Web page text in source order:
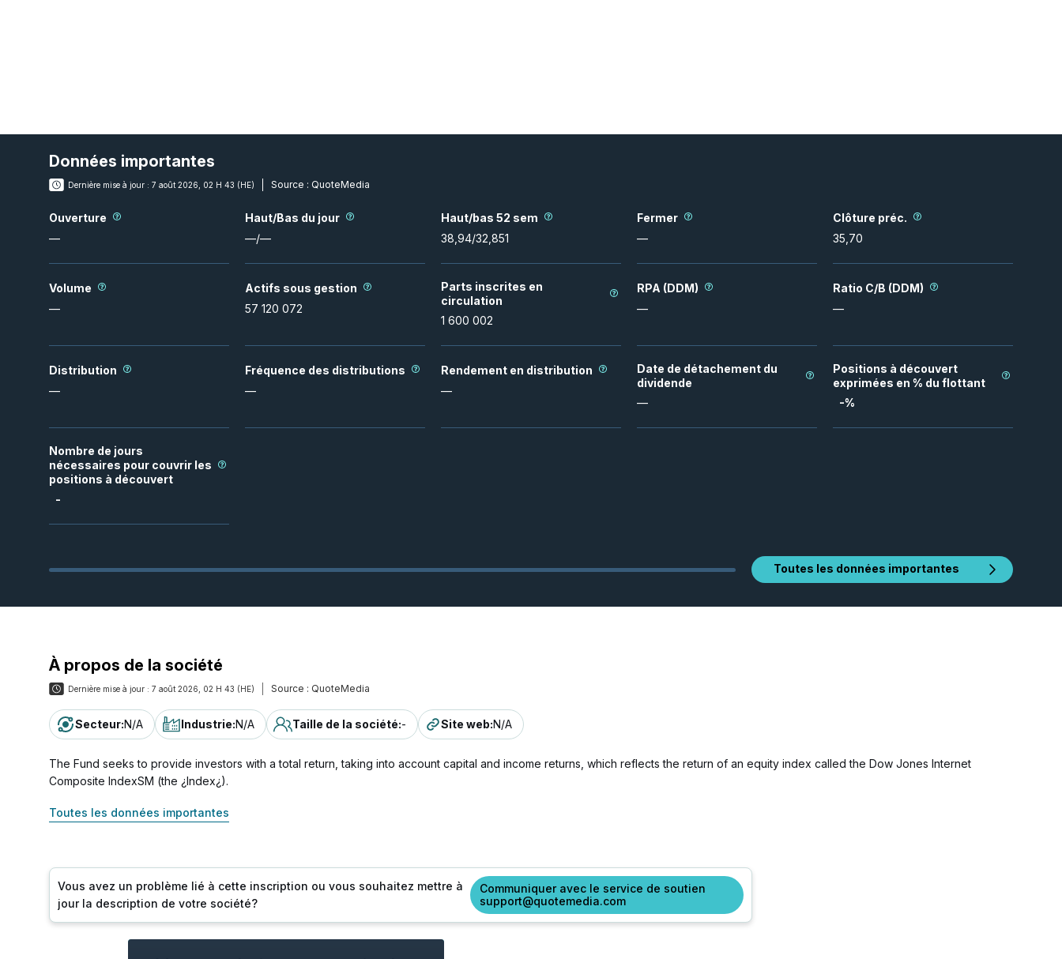
Données importantes
Dernière mise à jour : 7 août 2026, 02 H 43 (HE) Source : QuoteMedia
Ouverture
—
Haut/Bas du jour
—/—
Haut/bas 52 sem
38,94/32,851
Fermer
—
Clôture préc.
35,70
Volume
—
Actifs sous gestion
57 120 072
Parts inscrites en
circulation
1 600 002
RPA (DDM)
—
Ratio C/B (DDM)
—
Distribution
—
Fréquence des distributions
—
Rendement en distribution
—
Date de détachement du
dividende
—
Positions à découvert
exprimées en % du flottant
-%
Nombre de jours
nécessaires pour couvrir les
positions à découvert
-
Toutes les données importantes
À propos de la société
Dernière mise à jour : 7 août 2026, 02 H 43 (HE) Source : QuoteMedia
Secteur:N/A Industrie:N/A Taille de la société:- Site web:N/A
The Fund seeks to provide investors with a total return, taking into account capital and income returns, which reflects the return of an equity index called the Dow Jones Internet
Composite IndexSM (the ¿Index¿).
Toutes les données importantes
Vous avez un problème lié à cette inscription ou vous souhaitez mettre à
jour la description de votre société?
Communiquer avec le service de soutien
support@quotemedia.com